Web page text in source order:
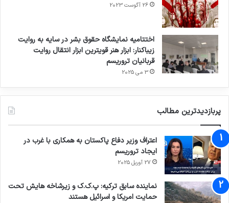
26 آگوست 2023
اختتامیه نمایشگاه حقوق بشر در سایه به روایت
زیباکنار: ابزار هنر قویترین ابزار انتقال روایت
قربانیان تروریسم
3 می 2025
پربازدیدترین مطالب
اعتراف وزیر دفاع پاکستان به همکاری با غرب در
ایجاد تروریسم
27 آوریل 2025
نماینده سابق ترکیه: پ.ک.ک و زیرشاخه هایش تحت
حمایت امریکا و اسرائیل هستند